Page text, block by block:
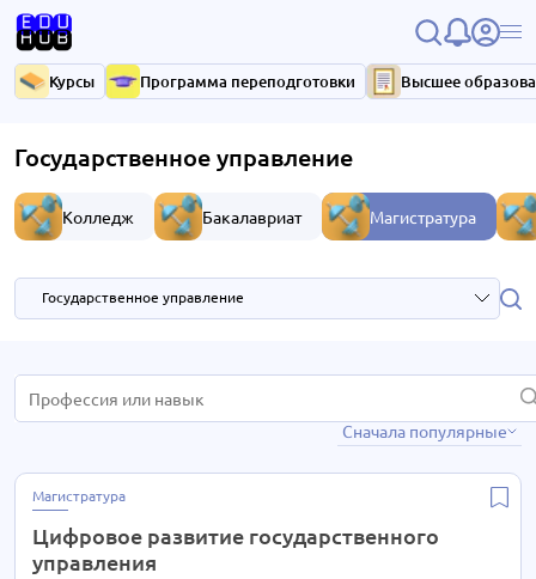
Курсы Программа переподготовки Высшее
Государственное управление
Колледж Бакалавриат Магистратура
Государственное управление
IT 2 курса
1 курс
2 курса
Право
Сначала популярные
Магистратура
Цифровое развитие государственного
управления